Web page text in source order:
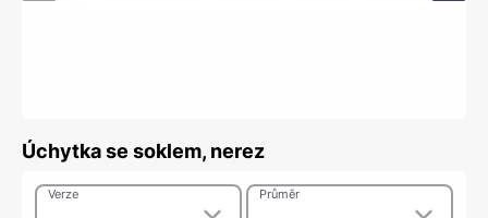
Úchytka se soklem, nerez
Verze Průměr